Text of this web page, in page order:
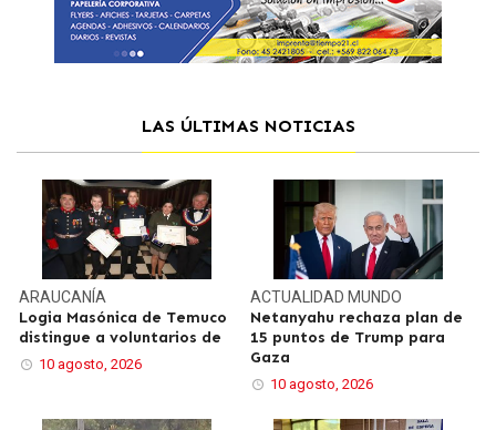
LAS ÚLTIMAS NOTICIAS
ARAUCANÍA
Logia Masónica de Temuco
distingue a voluntarios de
10 agosto, 2026
ACTUALIDAD MUNDO
Netanyahu rechaza plan de
15 puntos de Trump para
Gaza
10 agosto, 2026